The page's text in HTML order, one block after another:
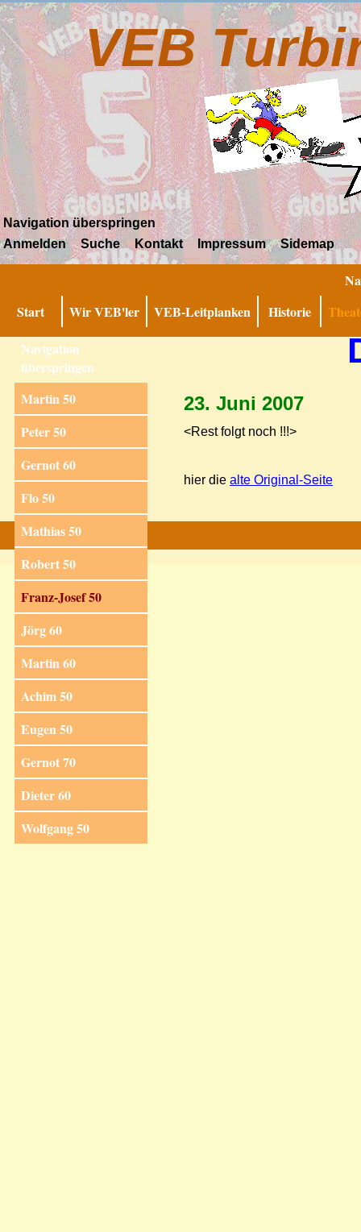
VEB
Navigation überspringen
Anmelden
Suche Kontakt Impressum Sidemap
Start
Wir VEB'ler VEB-Leitplanken Historie
Navigation
überspringen
Martin 50
Peter 50
Gernot 60
Flo 50
Mathias 50
Robert 50
Franz-Josef 50
Jörg 60
Martin 60
Achim 50
Eugen 50
Gernot 70
Dieter 60
Wolfgang 50
23. Juni 2007
<Rest folgt noch !!!>
hier die alte Original-Seite